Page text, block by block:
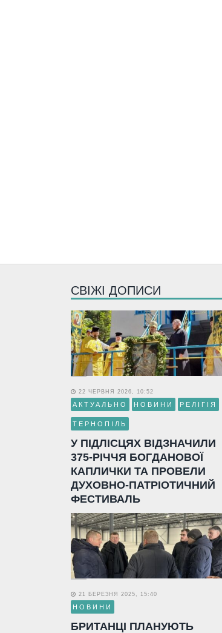
СВІЖІ ДОПИСИ
22 ЧЕРВНЯ 2026, 10:52
АКТУАЛЬНО НОВИНИ РЕЛІГІЯ
ТЕРНОПІЛЬ
У ПІДЛІСЦЯХ ВІДЗНАЧИЛИ
375-РІЧЧЯ БОГДАНОВОЇ
КАПЛИЧКИ ТА ПРОВЕЛИ
ДУХОВНО-ПАТРІОТИЧНИЙ
ФЕСТИВАЛЬ
21 БЕРЕЗНЯ 2025, 15:40
НОВИНИ
БРИТАНЦІ ПЛАНУЮТЬ